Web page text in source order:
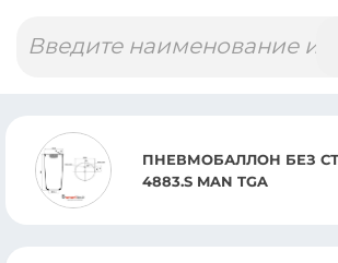
товаров
ПНЕВМОБАЛЛОН БЕЗ
4883.S MAN TGA